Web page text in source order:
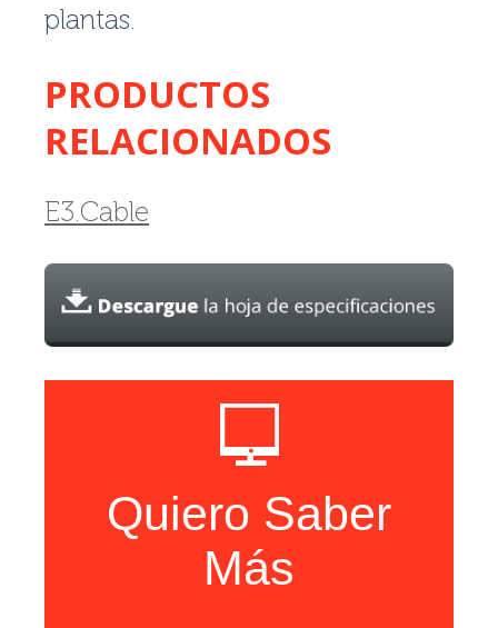
plantas.
PRODUCTOS
RELACIONADOS
E3.Cable
Quiero Saber
Más